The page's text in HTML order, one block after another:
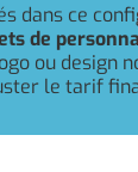
dans ce
de
ou design
le tarif